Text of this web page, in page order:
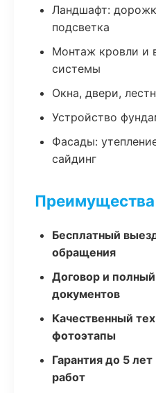
Ландшафт:
подсветка
Монтаж кровли и
системы
Окна, двери,
Устройство
Фасады:
сайдинг
Бесплатный
обращения
Договор и
документов
Качественный
фотоэтапы
Гарантия до 5
работ